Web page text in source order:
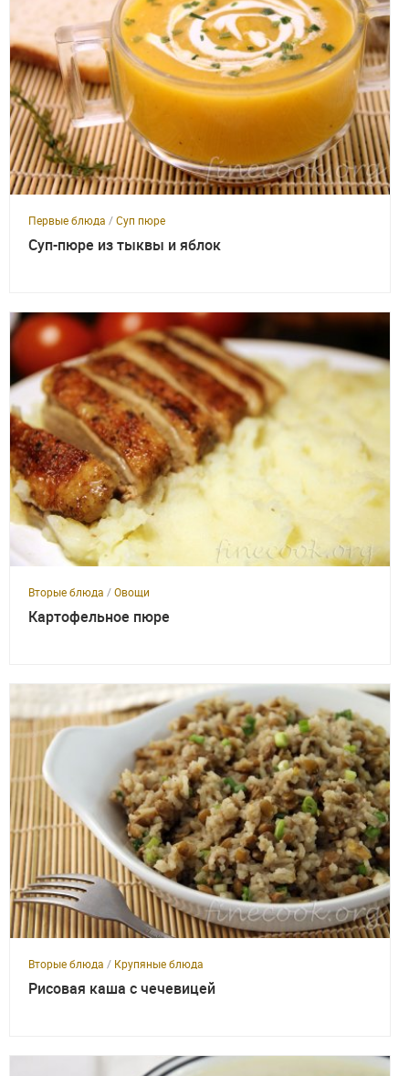
Первые блюда /Суп пюре
Суп-пюре из тыквы и яблок
Вторые блюда /Овощи
Картофельное пюре
Вторые блюда / Крупяные блюда
Рисовая каша с чечевицей